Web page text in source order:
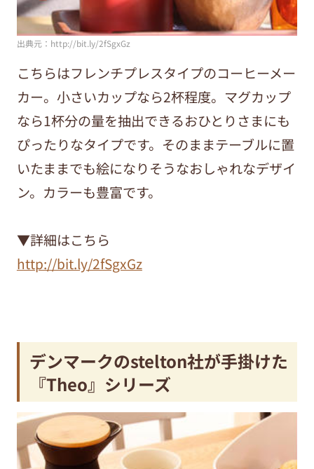
出典元：http://bit.ly/2fSgxGz
こちらはフレンチプレスタイプのコーヒーメー
カー。小さいカップなら2杯程度。マグカップ
なら1杯分の量を抽出できるおひとりさまにも
ぴったりなタイプです。そのままテーブルに置
いたままでも絵になりそうなおしゃれなデザイ
ン。カラーも豊富です。
▼詳細はこちら
http://bit.ly/2fSgxGz
デンマークのstelton社が手掛けた
『Theo』シリーズ